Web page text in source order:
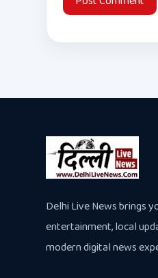
Delhi Live News brings
entertainment, local
modern digital news